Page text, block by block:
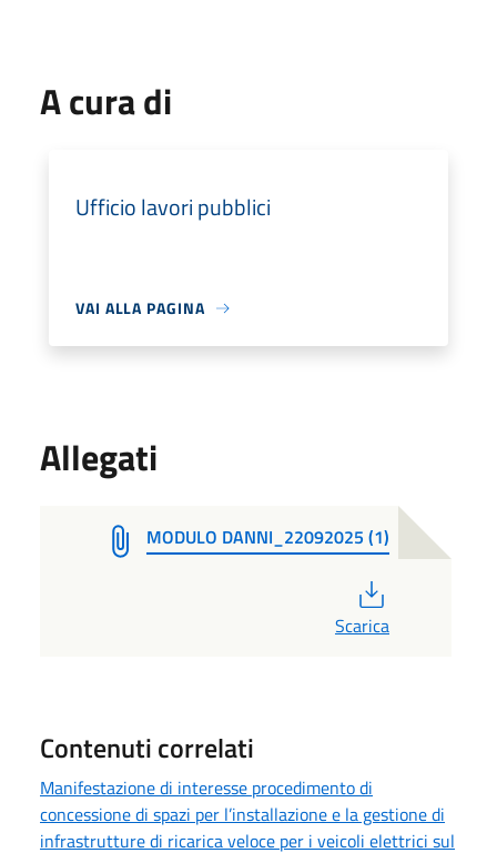
A cura di
Ufficio lavori pubblici
VAI ALLA PAGINA
Allegati
MODULO DANNI_22092025 (1)
Scarica
Contenuti correlati
Manifestazione di interesse procedimento di
concessione di spazi per l’installazione e la gestione di
infrastrutture di ricarica veloce per i veicoli elettrici sul